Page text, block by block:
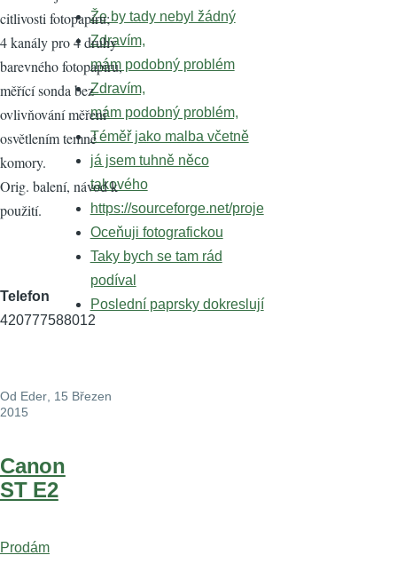
citlivosti fotopapíru;
4 kanály pro 4 druhy
barevného fotopapíru,
měřící sonda bez
ovlivňování měření
osvětlením temné
komory.
Orig. balení, návod k
použití.
Telefon
420777588012
Od Eder , 15 Březen
2015
Canon
ST E2
Prodám
Že by tady nebyl žádný
Zdravím,
mám podobný problém
Zdravím,
mám podobný problém,
Téměř jako malba včetně
já jsem tuhně něco
takového
https://sourceforge.net/proje
Oceňuji fotografickou
Taky bych se tam rád
podíval
Poslední paprsky dokreslují